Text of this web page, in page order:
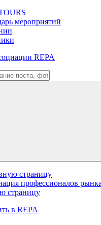
мероприятий
REPA
страницу
профессионалов
страницу
в REPA